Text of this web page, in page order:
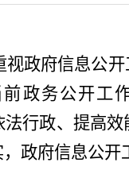
视政府信息公
政务公开工
行政、提高
政府信息公开